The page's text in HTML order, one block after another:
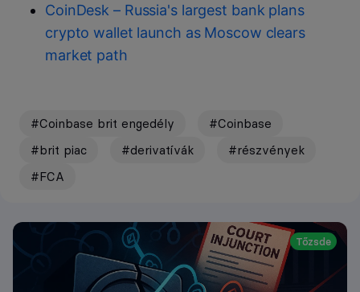
CoinDesk – Russia's largest bank plans
crypto wallet launch as Moscow clears
market path
#Coinbase brit engedély
#Coinbase
#brit piac
#derivatívák
#részvények
#FCA
Tőzsde